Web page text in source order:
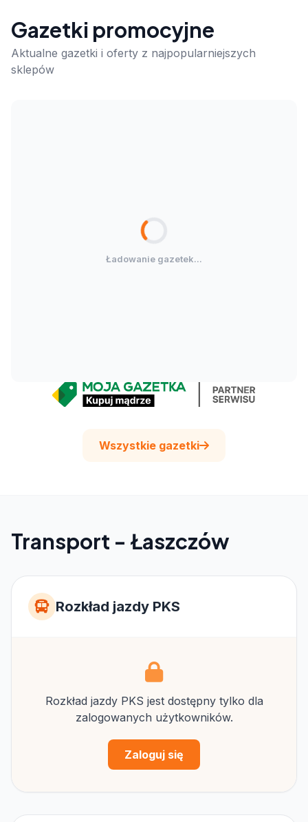
Gazetki promocyjne
Aktualne gazetki i oferty z najpopularniejszych
sklepów
Ładowanie gazetek...
Wszystkie gazetki
Transport - Łaszczów
Rozkład jazdy PKS
Rozkład jazdy PKS jest dostępny tylko dla
zalogowanych użytkowników.
Zaloguj się